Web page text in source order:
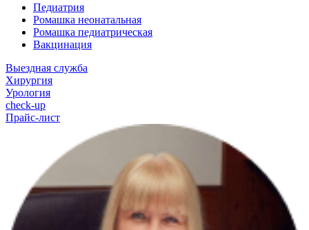
Педиатрия
Ромашка неонатальная
Ромашка педиатрическая
Вакцинация
Выездная служба
Хирургия
Урология
check-up
Прайс-лист